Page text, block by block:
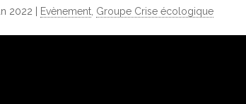
2022 Evènement Groupe Crise écologique